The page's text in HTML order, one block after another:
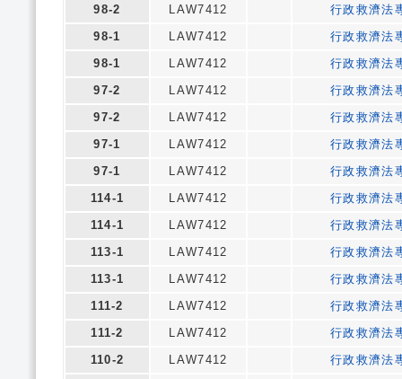
98-2
LAW7412
行政救濟法
98-1
LAW7412
行政救濟法
98-1
LAW7412
行政救濟法
97-2
LAW7412
行政救濟法
97-2
LAW7412
行政救濟法
97-1
LAW7412
行政救濟法
97-1
LAW7412
行政救濟法
114-1
LAW7412
行政救濟法
114-1
LAW7412
行政救濟法
113-1
LAW7412
行政救濟法
113-1
LAW7412
行政救濟法
111-2
LAW7412
行政救濟法
111-2
LAW7412
行政救濟法
110-2
LAW7412
行政救濟法